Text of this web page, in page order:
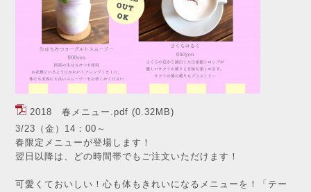
2018 春メニュー.pdf (0.32MB)
3/23（金）14：00～
春限定メニューが登場します！
翌日以降は、どの時間帯でもご注文いただけます！
可愛くておいしい！心も体もきれいになるメニューを！「テー